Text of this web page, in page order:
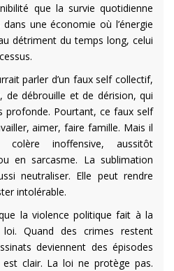
que la survie quotidienne
une économie où l’énergie
détriment du temps long, celui
parler d’un faux self collectif,
de débrouille et de dérision, qui
profonde. Pourtant, ce faux self
aimer, faire famille. Mais il
inoffensive, aussitôt
en sarcasme. La sublimation
neutraliser. Elle peut rendre
intolérable.
la violence politique fait à la
Quand des crimes restent
deviennent des épisodes
clair. La loi ne protège pas.